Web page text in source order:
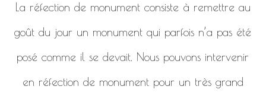
La réfection de monument consiste à remettre au
goût du jour un monument qui parfois n’a pas été
posé comme il se devait. Nous pouvons intervenir
en réfection de monument pour un très grand